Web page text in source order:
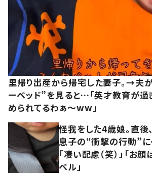
里帰り出産から帰宅した妻子。→夫
ーベッド”を見ると…「英才教育が過
められてるわぁ～ww」
怪我をした4歳娘。直後
息子の“衝撃の行動”
「凄い配慮（笑）」「お
ベル」